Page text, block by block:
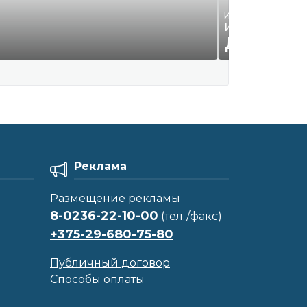
Игровые
Игры для
Реклама
Размещение рекламы
8-0236-22-10-00 (тел./факс)
+375-29-680-75-80
Публичный договор
Способы оплаты